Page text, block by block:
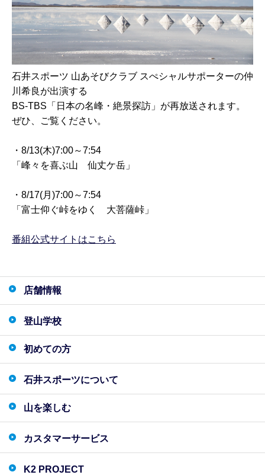
石井スポーツ 山あそびクラブ スぺシャルサポーターの仲
川希良が出演する
BS-TBS「日本の名峰・絶景探訪」が再放送されます。
ぜひ、ご覧ください。
・ 8/13(木)7:00～7:54
「峰々を喜ぶ山 仙丈ケ岳」
・ 8/17(月 )7:00～7:54
「富士仰ぐ峠をゆく 大菩薩峠」
番組公式サイトはこちら
店舗情報
登山学校
初めての方
石井スポーツについて
山を楽しむ
カスタマーサービス
K2 PROJECT